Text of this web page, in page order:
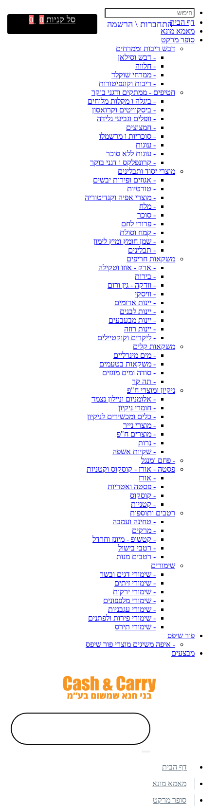
דף הבית
מאמא מונא
סופר מרקט
דבש ריבות וממרחים
- דבש וסילאן
- חלווה
- ממרחי שוקלד
- ריבות וקונפיטורות
חטיפים - ממתקים ודגני בוקר
- ביגלה ו מקלות מלוחים
- ביסקוויטים וקרואסון
- וופלים וגביעי גלידה
- חמצוצים
- סוכריות ו מרשמלו
- עוגות
- עוגות ללא סוכר
- קרונפלקס ו דגני בוקר
מוצרי יסוד ותבלינים
- אגוזים ופירות יבשים
- טורטיות
- מוצרי אפיה וקנדיטוריה
- מלח
- סוכר
- פרורי לחם
- קמח וסולת
- שמן חומץ ומיץ לימון
- תבלינים
משקאות חריפים
- ארק - אוזו וטקילה
- בירות
- וודקה - גין ורום
- וויסקי
- יינות אדומים
- יינות לבנים
- יינות מבעבעים
- יינות רוזה
- ליקרים וקוקטיילים
משקאות קלים
- מים מינרליים
- משקאות בטעמים
- סודה ומים מוגזים
- תה קר
ניקיון ומוצרי ח"פ
- אלומניום וניילון נצמד
- חומרי ניקיון
- כלים ומכשירים לניקיון
- מוצרי נייר
- מוצרים ח"פ
- נרות
- שקיות אשפה
- פחם ומנגל
פסטה - אורז - קוסקוס וקטניות
- אורז
- פסטה ואטריות
- קוסקוס
- קטניות
רטבים ותוספות
- טחינה ועמבה
- מרקים
- קטשופ - מיונז וחרדל
- רטבי בישול
- רטבים מנות
שימורים
- שימורי דגים ובשר
- שימורי זיתים
- שימורי ירקות
- שימורי מלפפונים
- שימורי עגבניות
- שימורי פירות ולפתנים
- שימורי תירס
פור שיפס
- איפה משיגים מוצרי פור שיפס
מבצעים
התחברות \ הרשמה סל קניות 0
0
דף הבית
מאמא מונא
סופר מרקט